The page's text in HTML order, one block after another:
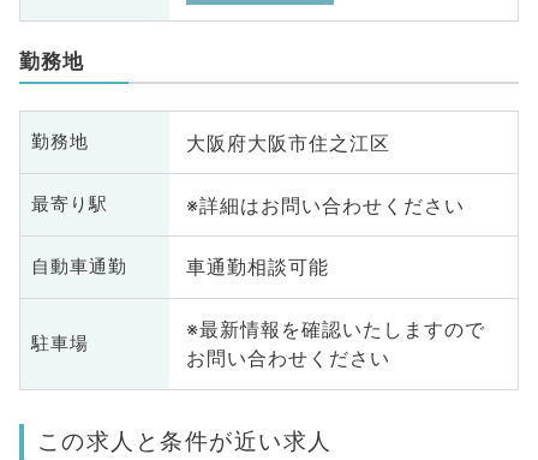
勤務地
勤務地 大阪府大阪市住之江区
最寄り駅 ※詳細はお問い合わせください
自動車通勤 車通勤相談可能
駐車場
※最新情報を確認いたしますので
お問い合わせください
この求人と条件が近い求人